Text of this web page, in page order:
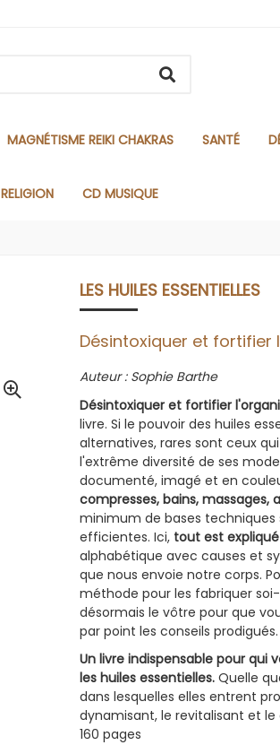
MAGNÉTISME REIKI CHAKRAS SANTÉ
RELIGION CD MUSIQUE
LES HUILES ESSENTIELLES
Désintoxiquer et fortifier
Auteur : Sophie Barthe
Désintoxiquer et fortifier
livre. Si le pouvoir des huiles
alternatives, rares sont ceux
l'extrême diversité de ses
documenté, imagé et en
compresses, bains, massages,
minimum de bases
efficientes. Ici, tout est
alphabétique avec causes et
que nous envoie notre corps.
méthode pour les fabriquer
désormais le vôtre pour que
par point les conseils prodigués.
Un livre indispensable pour
les huiles essentielles. Quelle
dans lesquelles elles entrent
dynamisant, le revitalisant et le
160 pages